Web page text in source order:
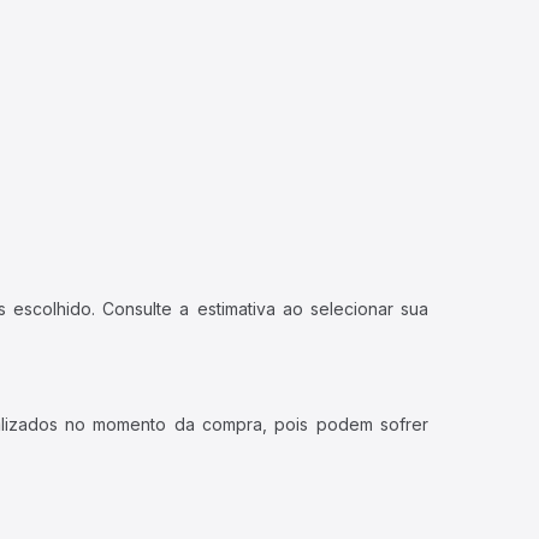
Consulte a estimativa ao selecionar sua
no momento da compra, pois podem sofrer